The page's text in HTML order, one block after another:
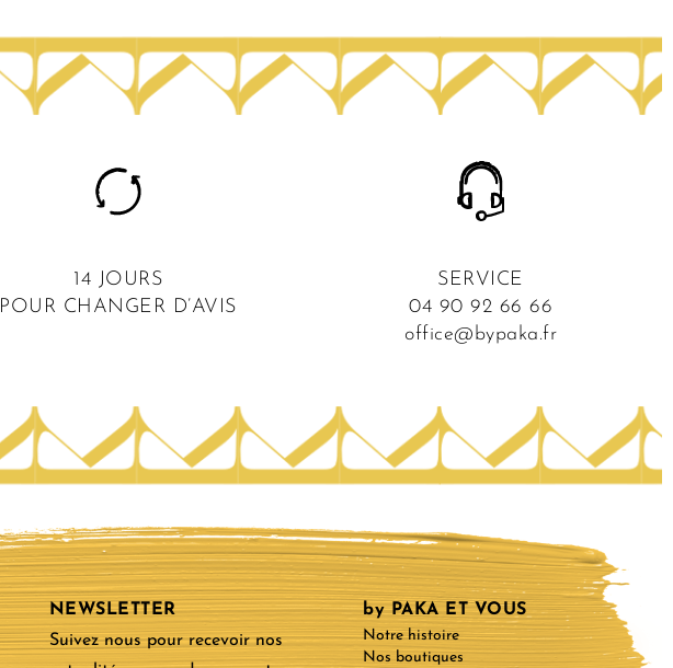
14 JOURS
POUR CHANGER D’AVIS
SERVICE
04 90 92 66 66
office@bypaka.fr
NEWSLETTER
Suivez nous pour recevoir nos
by PAKA ET VOUS
Notre histoire
Nos boutiques